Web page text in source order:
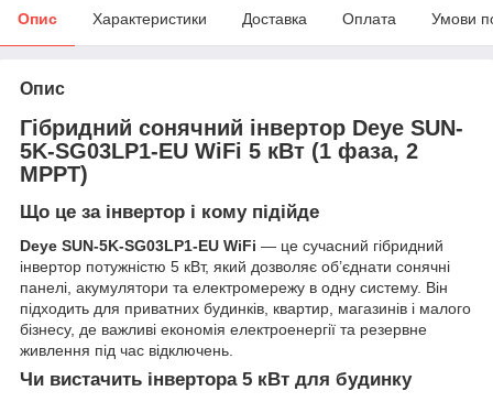
Опис Характеристики Доставка Оплата Умови
Опис
Гібридний сонячний інвертор Deye SUN-
5K-SG03LP1-EU WiFi 5 кВт (1 фаза, 2
MPPT)
Що це за інвертор і кому підійде
Deye SUN-5K-SG03LP1-EU WiFi — це сучасний гібридний
інвертор потужністю 5 кВт, який дозволяє об’єднати сонячні
панелі, акумулятори та електромережу в одну систему. Він
підходить для приватних будинків, квартир, магазинів і малого
бізнесу, де важливі економія електроенергії та резервне
живлення під час відключень.
Чи вистачить інвертора 5 кВт для будинку